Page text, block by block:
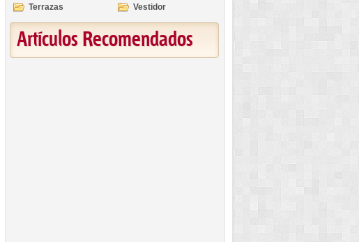
Terrazas
Vestidor
Artículos Recomendados